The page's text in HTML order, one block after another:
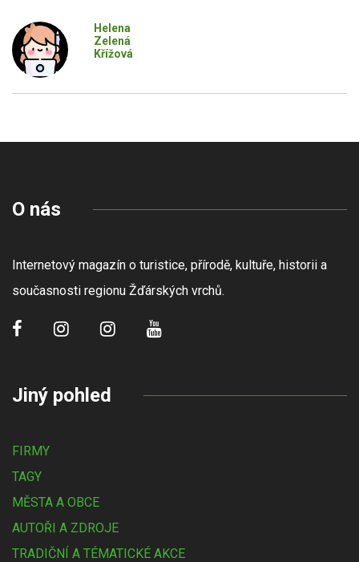
Helena
Zelená
Křížová
O nás
Internetový magazín o turistice, přírodě, kultuře, historii a
současnosti regionu Žďárských vrchů.
Jiný pohled
FIRMY
TAGY
MĚSTA A OBCE
AUTOŘI A ZDROJE
TRADIČNÍ A TÉMATICKÉ AKCE